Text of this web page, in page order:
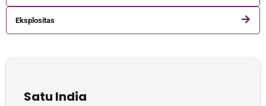
Eksplositas
Satu India